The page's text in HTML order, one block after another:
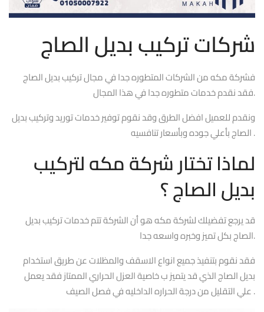
شركات تركيب بديل الصاج
فشركة مكه من الشركات المتطوره جدا في مجال تركيب بديل الصاج
فقد نقدم خدمات متطوره جدا في هذا المجال.
ونقدم للعميل افضل الطرق وقد نقوم توفير خدمات توريد وتركيب بديل
الصاج بأعلي جوده وبأسعار تنافسيه .
لماذا تختار شركة مكه لتركيب
بديل الصاج ؟
قد يرجع تفضيلك لشركة مكه هو أن الشركة تتم خدمات تركيب بديل
الصاج بكل تميز وخبره واسعه جدا.
فقد نقوم بتنفيذ جميع انواع الاسقف والمظلات عن طريق استخدام
بديل الصاج الذي قد يتميز ب خاصية العزل الحراري الممتاز فقد يعمل
علي التقليل من درجة الحراره الداخليه في فصل الصيف .